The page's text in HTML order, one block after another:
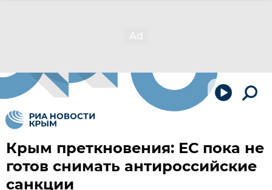
Крым преткновения: ЕС пока не
готов снимать антироссийские
санкции